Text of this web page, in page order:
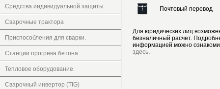
Средства индивидуальной защиты
Сварочные трактора
Приспособления для сварки.
Станции прогрева бетона
Тепловое оборудование.
Сварочный инвертор (TIG)
Почтовый перевод
Для юридических лиц
безналичный расчет.
информацией можно
здесь.